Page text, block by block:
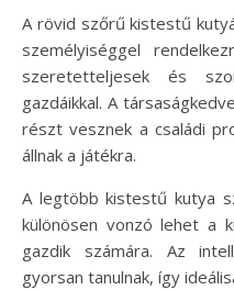
A rövid szőrű kistestű
személyiséggel
szeretetteljesek és
gazdáikkal. A
részt vesznek a családi
állnak a játékra.
A legtöbb kistestű kutya
különösen vonzó lehet a
gazdik számára. Az
gyorsan tanulnak, így